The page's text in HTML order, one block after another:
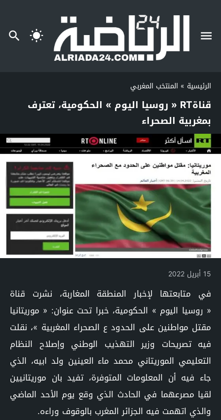
الرئيسية » المنتخب المغربي
قناةRT « روسيا اليوم » الحكومية، تعترف
بمغربية الصحراء
15 أبريل 2022
في متابعتها لإخبار المنطقة المغاربة، نشرت قناة
« روسيا اليوم » الحكومية، خبرا تحت عنوان: « موريتانيا
مقتل مواطنين على الحدود ع الصحراء المغربية »، نقلت
فيه تصريحات وزير التهذيب الوطني وإصلاح النظام
التعليمي الموريتاني محمد ماء العينين ولد ابيه، الذي
جاء فيه أن المعلومات المتوفرة، تفيد بان موريتانيين
لقيا مصرعهما في الحادث الذي وقع يوم الأحد الماضي
والذي اتهمت فيه الجزائر المغرب بالوقوف وراءه.